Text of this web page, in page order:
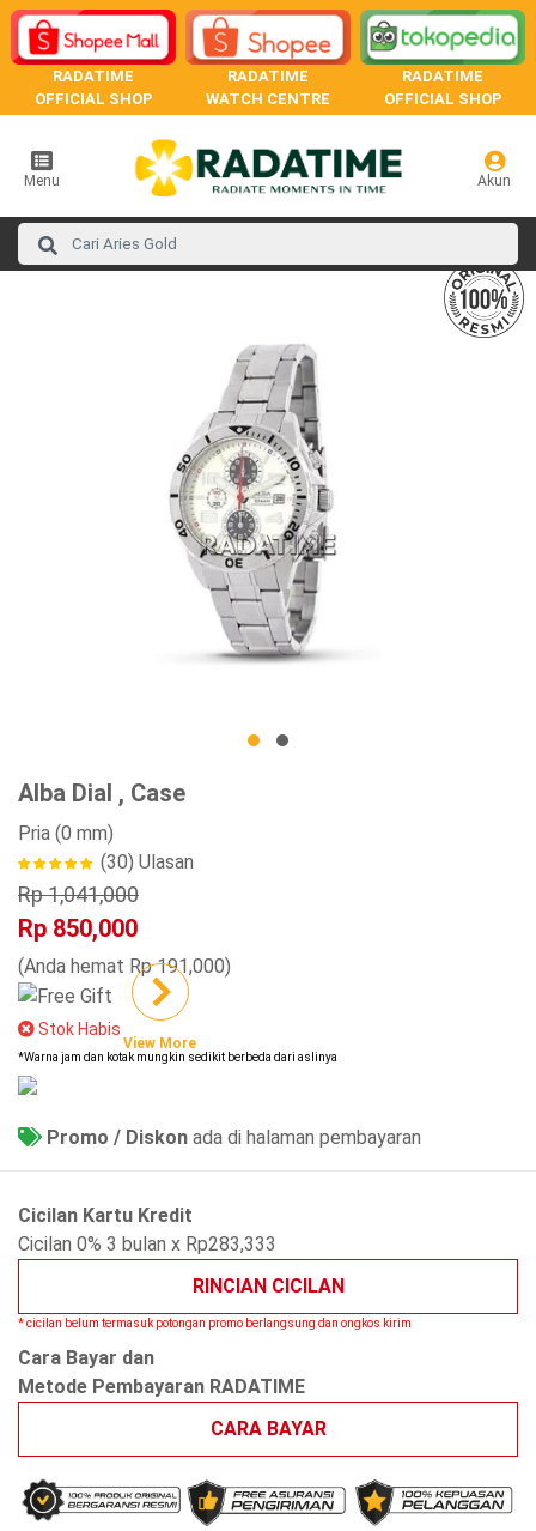
RADATIME
OFFICIAL SHOP
RADATIME
WATCH CENTRE
RADATIME
OFFICIAL SHOP
Menu Akun
Alba Dial , Case
Pria (0 mm)
(30) Ulasan
Rp 1,041,000
Rp 850,000
(Anda hemat Rp 191,000)
Stok Habis
*Warna jam dan kotak mungkin sedikit berbeda dari aslinya
Promo / Diskon ada di halaman pembayaran
Cicilan Kartu Kredit
Cicilan 0% 3 bulan x Rp283,333
RINCIAN CICILAN
* cicilan belum termasuk potongan promo berlangsung dan ongkos kirim
Cara Bayar dan
Metode Pembayaran RADATIME
CARA BAYAR
View More